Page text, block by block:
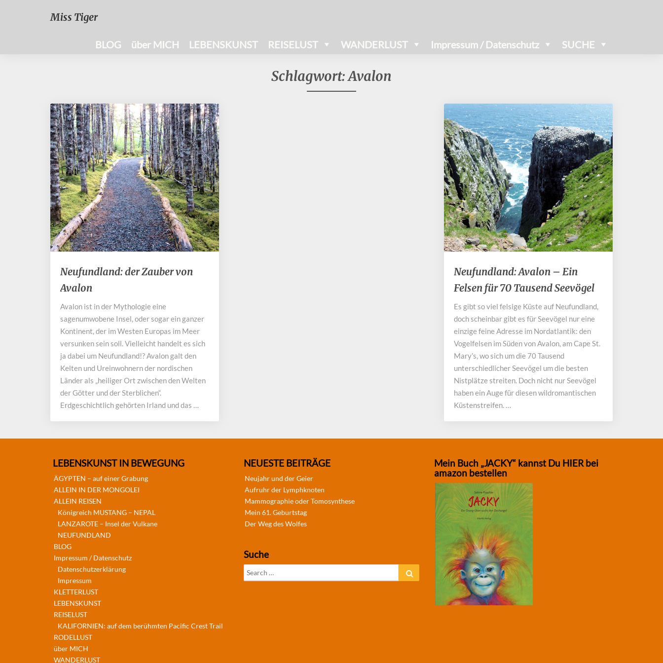
Miss Tiger
BLOG über MICH LEBENSKUNST REISELUST WANDERLUST Impressum / Datenschutz SUCHE
Schlagwort:Avalon
Neufundland:
der
Zauber
Avalon
Neufundland: der Zauber von
Avalon
Avalon ist in der Mythologie eine
sagenumwobene Insel, oder sogar ein ganzer
Kontinent, der im Westen Europas im Meer
versunken sein soll. Vielleicht handelt es sich
ja dabei um Neufundland!? Avalon galt den
Kelten und Ureinwohnern der nordischen
Länder als „heiliger Ort zwischen den Welten
der Götter und der Sterblichen“.
Erdgeschichtlich gehörten Irland und das …
Neufundland:
Avalon
–
Felsen
für
70
Tausend
Seevögel
Neufundland: Avalon – Ein
Felsen für 70 Tausend Seevögel
Es gibt so viel felsige Küste auf Neufundland,
doch scheinbar gibt es für Seevögel nur eine
einzige feine Adresse im Nordatlantik: den
Vogelfelsen im Süden von Avalon, am Cape St.
Mary’s, wo sich um die 70 Tausend
unterschiedlicher Seevögel um die besten
Nistplätze streiten. Doch nicht nur Seevögel
haben ein Auge für diesen wildromantischen
Küstenstreifen. …
LEBENSKUNST IN BEWEGUNG
ÄGYPTEN – auf einer Grabung
ALLEIN IN DER MONGOLEI
ALLEIN REISEN
Königreich MUSTANG – NEPAL
LANZAROTE – Insel der Vulkane
NEUFUNDLAND
BLOG
Impressum / Datenschutz
Datenschutzerklärung
Impressum
KLETTERLUST
LEBENSKUNST
REISELUST
KALIFORNIEN: auf dem berühmten Pacific Crest Trail
RODELLUST
über MICH
WANDERLUST
NEUESTE BEITRÄGE
Neujahr und der Geier
Aufruhr der Lymphknoten
Mammographie oder Tomosynthese
Mein 61. Geburtstag
Der Weg des Wolfes
Suche
Search
for:
Mein Buch „JACKY“ kannst Du HIER bei
amazon bestellen